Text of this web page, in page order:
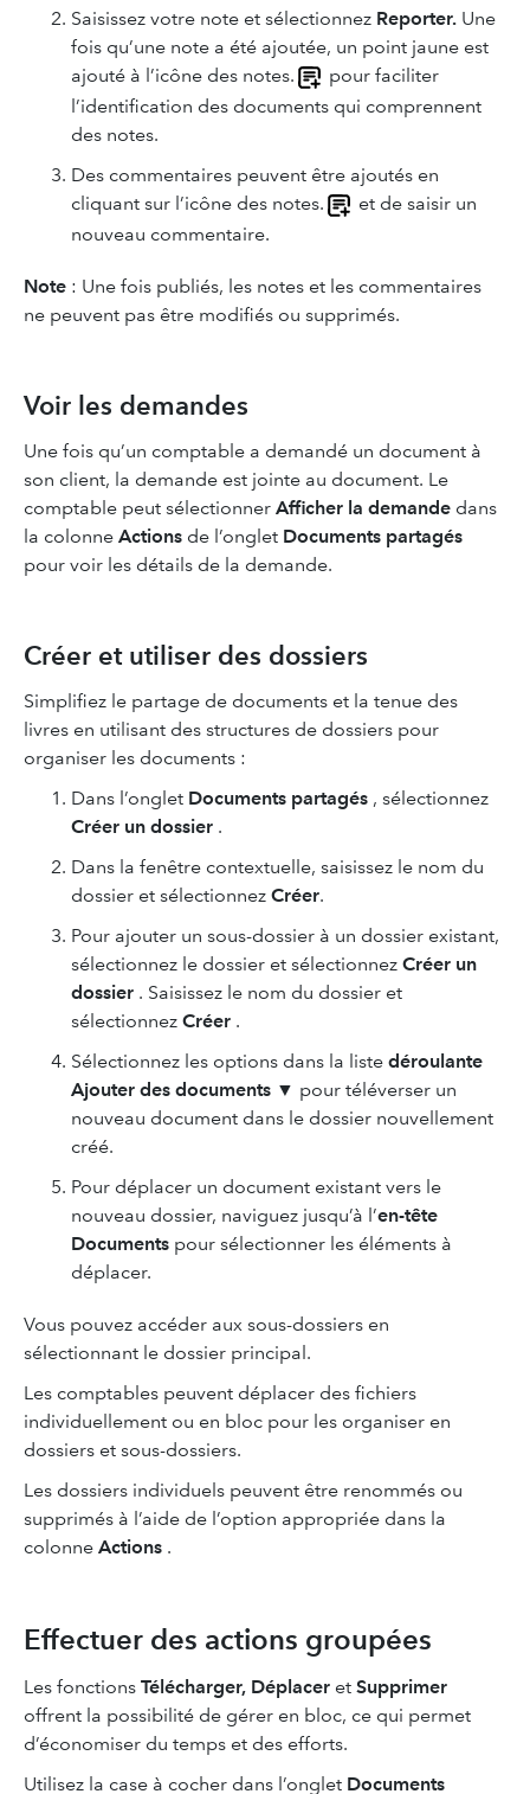
Saisissez votre note et sélectionnez Reporter. Une
fois qu’une note a été ajoutée, un point jaune est
ajouté à l’icône des notes.
pour faciliter
l’identification des documents qui comprennent
des notes.
Des commentaires peuvent être ajoutés en
cliquant sur l’icône des notes.
et de saisir un
nouveau commentaire.
Note : Une fois publiés, les notes et les commentaires
ne peuvent pas être modifiés ou supprimés.
Voir les demandes
Une fois qu’un comptable a demandé un document à
son client, la demande est jointe au document. Le
comptable peut sélectionner Afficher la demande dans
la colonne Actions de l’onglet Documents partagés
pour voir les détails de la demande.
Créer et utiliser des dossiers
Simplifiez le partage de documents et la tenue des
livres en utilisant des structures de dossiers pour
organiser les documents :
Dans l’onglet Documents partagés , sélectionnez
Créer un dossier .
Dans la fenêtre contextuelle, saisissez le nom du
dossier et sélectionnez Créer.
Pour ajouter un sous-dossier à un dossier existant,
sélectionnez le dossier et sélectionnez Créer un
dossier . Saisissez le nom du dossier et
sélectionnez Créer .
Sélectionnez les options dans la liste déroulante
Ajouter des documents ▼ pour téléverser un
nouveau document dans le dossier nouvellement
créé.
Pour déplacer un document existant vers le
nouveau dossier, naviguez jusqu’à l’en-tête
Documents pour sélectionner les éléments à
déplacer.
Vous pouvez accéder aux sous-dossiers en
sélectionnant le dossier principal.
Les comptables peuvent déplacer des fichiers
individuellement ou en bloc pour les organiser en
dossiers et sous-dossiers.
Les dossiers individuels peuvent être renommés ou
supprimés à l’aide de l’option appropriée dans la
colonne Actions .
Effectuer des actions groupées
Les fonctions Télécharger, Déplacer et Supprimer
offrent la possibilité de gérer en bloc, ce qui permet
d’économiser du temps et des efforts.
Utilisez la case à cocher dans l’onglet Documents